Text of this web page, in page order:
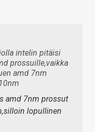
intelin pitäisi
prossuille,vaikka
amd 7nm
amd 7nm prossut
lopullinen